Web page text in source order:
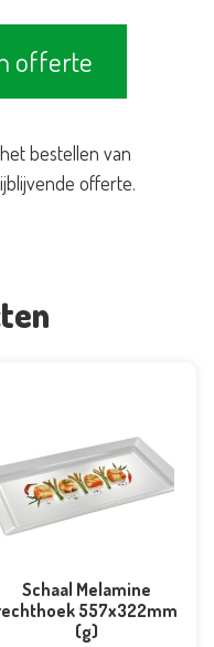
offerte
bestellen van
offerte.
Schaal Melamine
557x322mm
(g)